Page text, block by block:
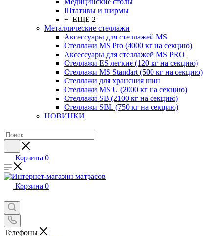
Медицинские столы
Штативы и ширмы
+ ЕЩЕ 2
Металлические стеллажи
Аксессуары для стеллажей MS
Стеллажи MS Pro (4000 кг на секцию)
Аксессуары для стеллажей MS PRO
Стеллажи ES легкие (120 кг на секцию)
Стеллажи MS Standart (500 кг на секцию)
Стеллажи для хранения шин
Стеллажи MS U (2000 кг на секцию)
Стеллажи SB (2100 кг на секцию)
Стеллажи SBL (750 кг на секцию)
НОВИНКИ
Корзина 0
Корзина 0
Телефоны